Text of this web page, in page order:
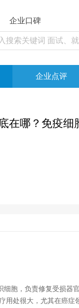
企业口碑
企业点评
在哪？免疫
细胞，负责修复受损器
用处很大，尤其在癌